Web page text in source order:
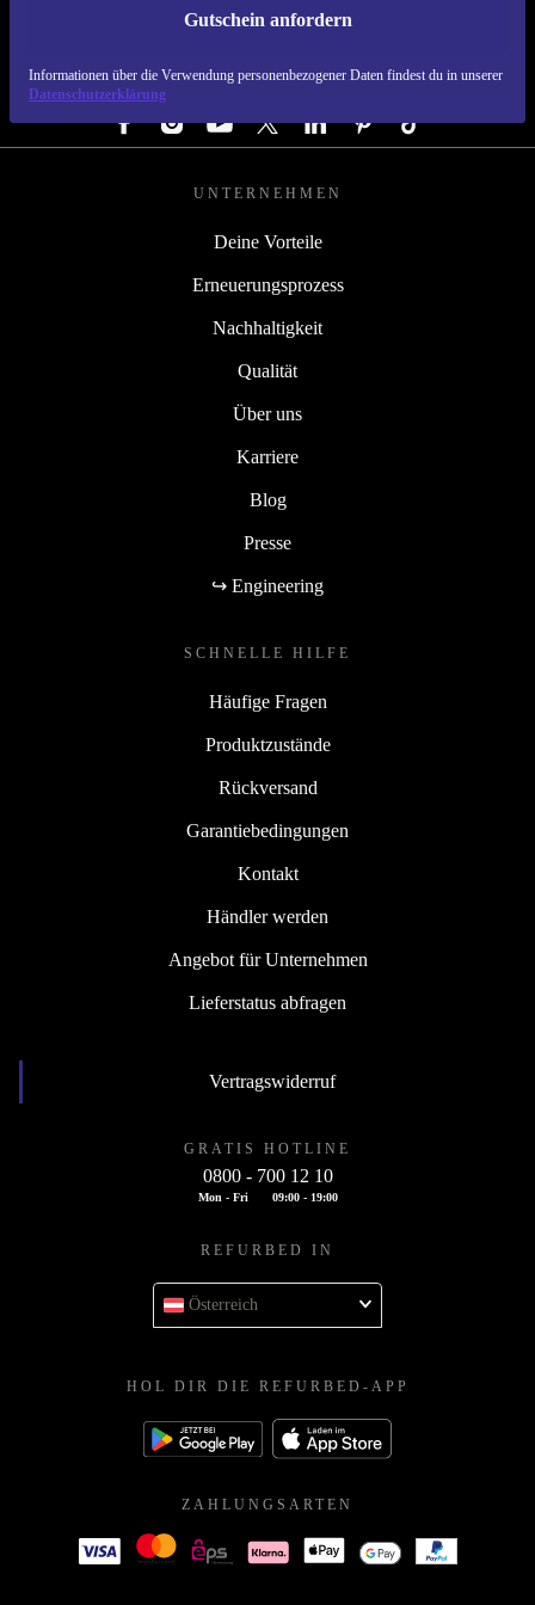
Gutschein anfordern
Informationen über die Verwendung personenbezogener Daten findest du in unserer
Datenschutzerklärung
REFURBED ÖSTERREICH - RETHINK NEW.
FOLGE UNS
UNTERNEHMEN
Deine Vorteile
Erneuerungsprozess
Nachhaltigkeit
Qualität
Über uns
Karriere
Blog
Presse
↪ Engineering
SCHNELLE HILFE
Häufige Fragen
Produktzustände
Rückversand
Garantiebedingungen
Kontakt
Händler werden
Angebot für Unternehmen
Lieferstatus abfragen
Vertragswiderruf
GRATIS HOTLINE
0800 - 700 12 10
Mon - Fri 09:00 - 19:00
REFURBED IN
Österreich
HOL DIR DIE REFURBED-APP
ZAHLUNGSARTEN